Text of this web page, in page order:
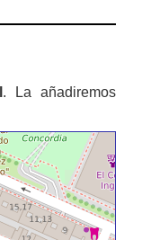
. La añadiremos